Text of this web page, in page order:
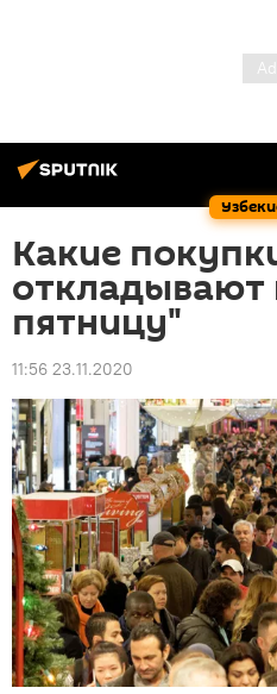
Какие
откладывают
пятницу"
11:56 23.11.2020